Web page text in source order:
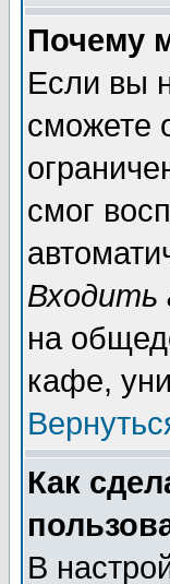
Почему
Если вы
сможете
смог
Входить
на
кафе,
Как
В